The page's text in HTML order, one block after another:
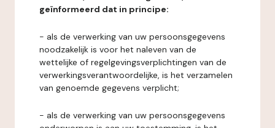
geïnformeerd dat in principe:
- als de verwerking van uw persoonsgegevens
noodzakelijk is voor het naleven van de
wettelijke of regelgevingsverplichtingen van de
verwerkingsverantwoordelijke, is het verzamelen
van genoemde gegevens verplicht;
- als de verwerking van uw persoonsgegevens